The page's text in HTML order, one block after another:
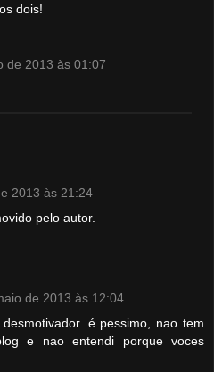
dois!
de 2013 às 01:07
2013 às 21:24
pelo autor.
de 2013 às 12:04
é pessimo, nao tem
e nao entendi porque voces